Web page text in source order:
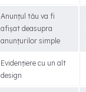
Anunțul tău va fi
afișat deasupra
anunțurilor simple
Evidențiere cu un alt
design